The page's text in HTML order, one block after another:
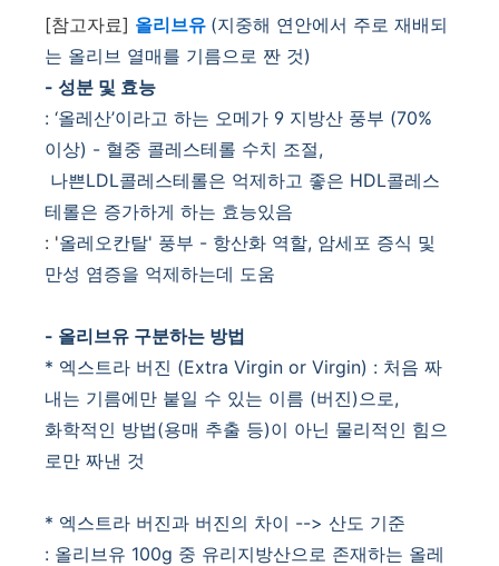
[참고자료] 올리브유 (지중해 연안에서 주로 재배되
는 올리브 열매를 기름으로 짠 것)
- 성분 및 효능
: ‘올레산’이라고 하는 오메가 9 지방산 풍부 (70%
이상) - 혈중 콜레스테롤 수치 조절,
나쁜LDL콜레스테롤은 억제하고 좋은 HDL콜레스
테롤은 증가하게 하는 효능있음
: '올레오칸탈' 풍부 - 항산화 역할, 암세포 증식 및
만성 염증을 억제하는데 도움
- 올리브유 구분하는 방법
* 엑스트라 버진 (Extra Virgin or Virgin) : 처음 짜
내는 기름에만 붙일 수 있는 이름 (버진)으로,
화학적인 방법(용매 추출 등)이 아닌 물리적인 힘으
로만 짜낸 것
* 엑스트라 버진과 버진의 차이 --> 산도 기준
: 올리브유 100g 중 유리지방산으로 존재하는 올레